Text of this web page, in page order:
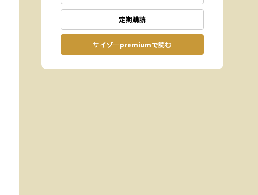
定期購読
サイゾーpremiumで読む